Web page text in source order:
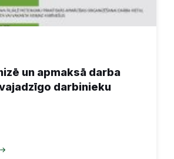
un apmaksā darba
darbinieku